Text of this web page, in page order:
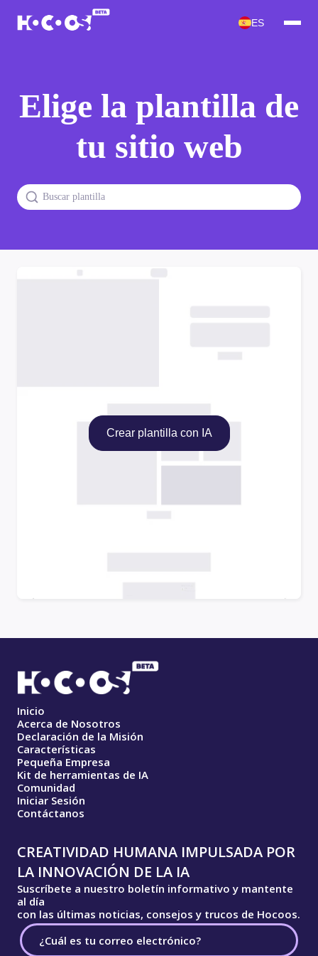
ES
Elige la plantilla de
tu sitio web
Crear plantilla con IA
Inicio
Acerca de Nosotros
Declaración de la Misión
Características
Pequeña Empresa
Kit de herramientas de IA
Comunidad
Iniciar Sesión
Contáctanos
CREATIVIDAD HUMANA IMPULSADA POR
LA INNOVACIÓN DE LA IA
Suscríbete a nuestro boletín informativo y mantente
al día
con las últimas noticias, consejos y trucos de Hocoos.